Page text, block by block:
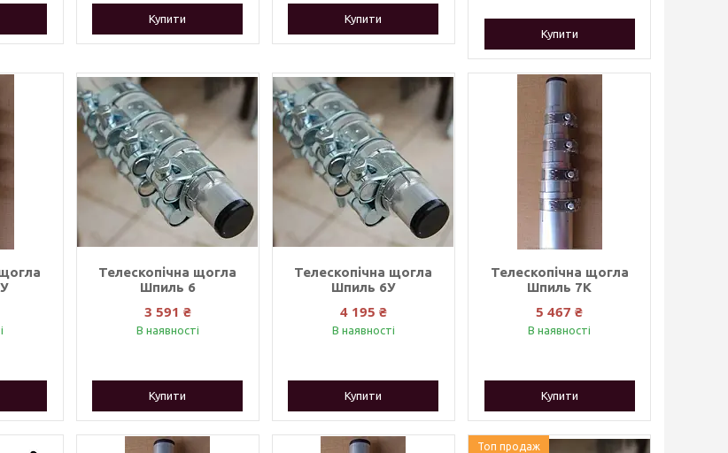
Купити Купити
Купити
Телескопічна щогла
Шпиль 6
3 591 ₴
В наявності
Купити
Телескопічна щогла
Шпиль 6У
4 195 ₴
В наявності
Купити
Телескопічна щогла
Шпиль 7К
5 467 ₴
В наявності
Купити
Топ продаж